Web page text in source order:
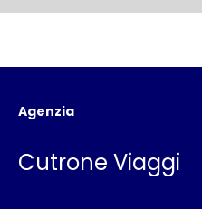
Agenzia
Cutrone Viaggi